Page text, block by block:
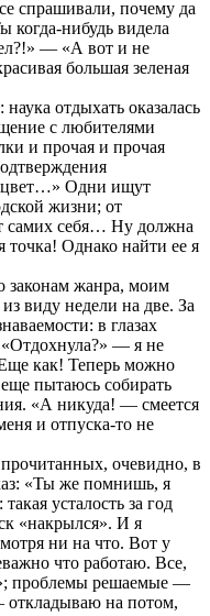
спрашивали, почему да
когда-нибудь видела
— «А вот и не
большая зеленая
отдыхать оказалась
с любителями
и прочая и прочая
цвет…» Одни ищут
жизни; от
самих себя… Ну должна
точка! Однако найти ее я
законам жанра, моим
виду недели на две. За
в глазах
— я не
как! Теперь можно
пытаюсь собирать
«А никуда! — смеется
и отпуска-то не
очевидно, в
«Ты же помнишь, я
усталость за год
«накрылся». И я
ни на что. Вот у
что работаю. Все,
проблемы решаемые —
на потом,